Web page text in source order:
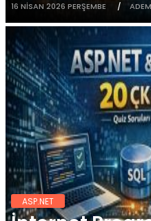
16 NISAN 2026 PERŞEMBE
ASP.NET